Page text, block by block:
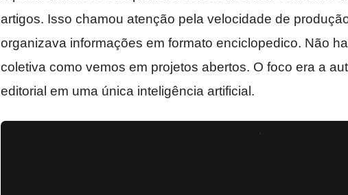
artigos. Isso chamou atenção pela velocidade de
organizava informações em formato enciclopedico. Não
coletiva como vemos em projetos abertos. O foco era a
editorial em uma única inteligência artificial.